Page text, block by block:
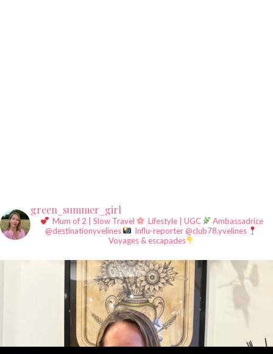
green_summer_girl
Mum of 2 | Slow Travel Lifestyle | UGC
Ambassadrice
@destinationyvelines
Influ-reporter @club78.yvelines
Voyages & escapades